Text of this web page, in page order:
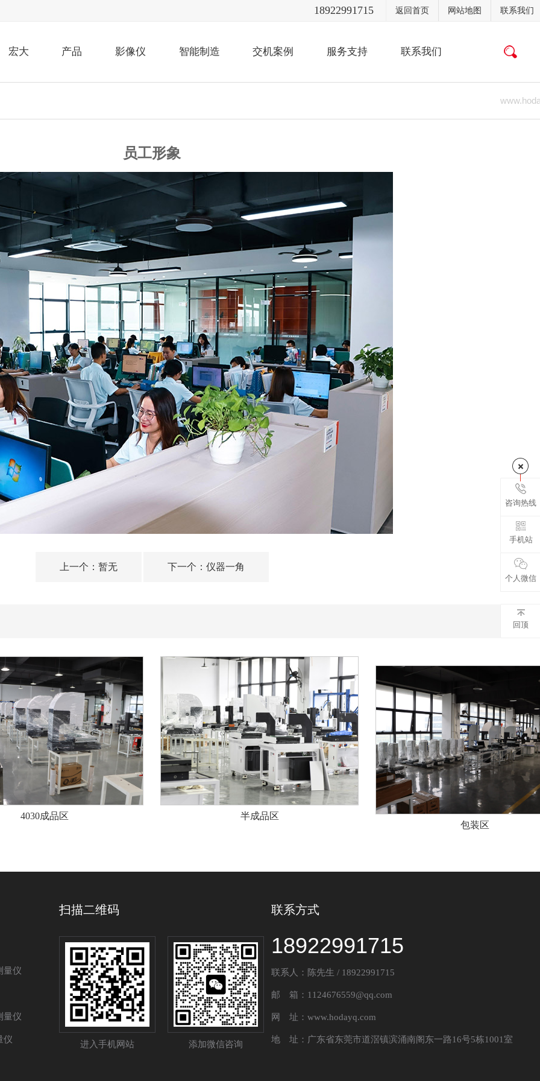
18922991715 返回首页 网站地图 联系我们
宏大 产品 影像仪 智能制造 交机案例 服务支持 联系我们
员工形象
上一个： 暂无 下一个： 仪器一角
4030成品区
半成品区
包装区
量仪
量仪
仪
扫描二维码
进入手机网站 添加微信咨询
联系方式
18922991715
联系人：陈先生 / 18922991715
邮 箱：1124676559@qq.com
网 址：www.hodayq.com
地 址：广东省东莞市道滘镇滨涌南阁东一路16号5栋1001室
咨询热线
手机站
个人微信
回顶